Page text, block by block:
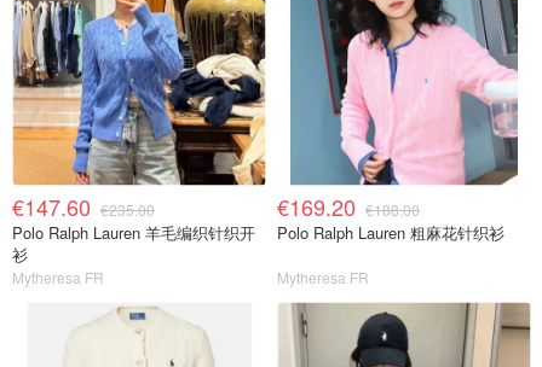
€147.60 €235.00
Polo Ralph Lauren 羊毛编织针织开
衫
Mytheresa FR
€169.20 €188.00
Polo Ralph Lauren 粗麻花针织衫
Mytheresa FR